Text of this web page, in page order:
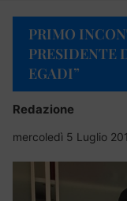
PRIMO
PRESIDENTE
EGADI”
Redazione
mercoledì 5 Luglio